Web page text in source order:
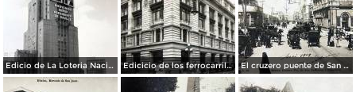
Edicio de La Loteria Nacional Ciudad de México Abril de 1964 Edicicio de los ferrocarriles. El cruzero puente de San Francisco y Guardiola por el fotografo Felix Miret.